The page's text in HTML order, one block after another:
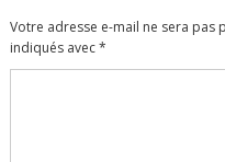
Votre adresse e-mail ne sera pas
indiqués avec*